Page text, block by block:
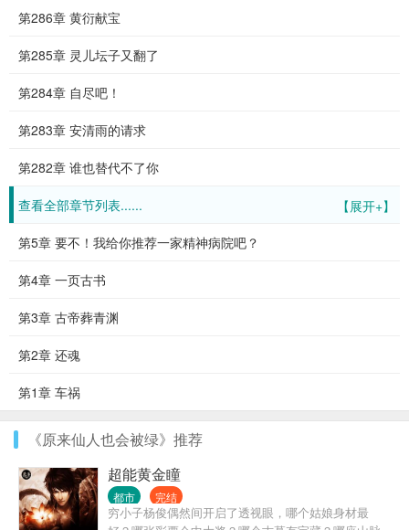
第286章 黄衍献宝
第285章 灵儿坛子又翻了
第284章 自尽吧！
第283章 安清雨的请求
第282章 谁也替代不了你
【展开+】
查看全部章节列表......
第5章 要不！我给你推荐一家精神病院吧？
第4章 一页古书
第3章 古帝葬青渊
第2章 还魂
第1章 车祸
《原来仙人也会被绿》推荐
超能黄金瞳
都市 完结
穷小子杨俊偶然间开启了透视眼，哪个姑娘身材最